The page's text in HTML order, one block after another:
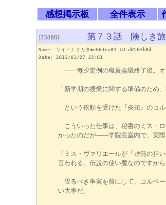
感想掲示板 全件表示
[33886] 第７３話 険しき旅路
Name: サイ・ナミカタ◆e661ea84 ID:d8504b8d
Date: 2013/01/27 23:01
――毎夕定例の職員会議終了後。オ
「新学期の授業に関する準備のため
という依頼を受けた『炎蛇』のコル
こういった仕事は、秘書のミス・
かったのだが――学院長室内で、実際
「ミス・ヴァリエールが『虚無の
言われる、伝説の使い魔なのですから
畏るべき事実を前にして、コルベ
い大事だ。